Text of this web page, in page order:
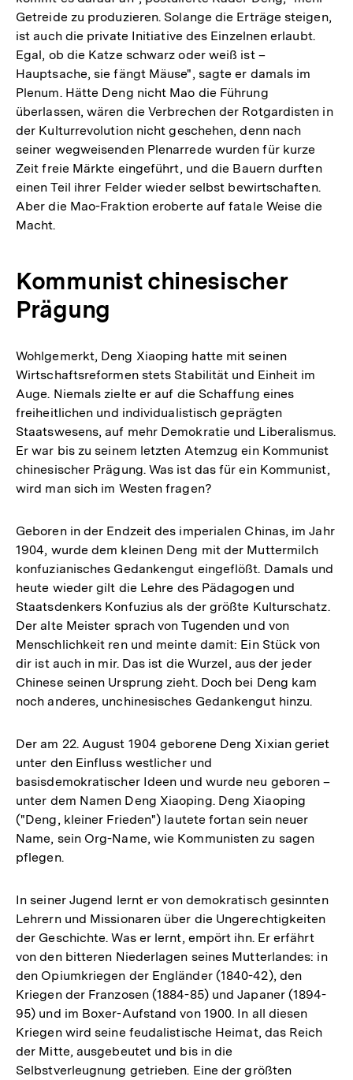
Getreide zu produzieren. Solange die Erträge steigen,
ist auch die private Initiative des Einzelnen erlaubt.
Egal, ob die Katze schwarz oder weiß ist –
Hauptsache, sie fängt Mäuse", sagte er damals im
Plenum. Hätte Deng nicht Mao die Führung
überlassen, wären die Verbrechen der Rotgardisten in
der Kulturrevolution nicht geschehen, denn nach
seiner wegweisenden Plenarrede wurden für kurze
Zeit freie Märkte eingeführt, und die Bauern durften
einen Teil ihrer Felder wieder selbst bewirtschaften.
Aber die Mao-Fraktion eroberte auf fatale Weise die
Macht.
Kommunist chinesischer
Prägung
Wohlgemerkt, Deng Xiaoping hatte mit seinen
Wirtschaftsreformen stets Stabilität und Einheit im
Auge. Niemals zielte er auf die Schaffung eines
freiheitlichen und individualistisch geprägten
Staatswesens, auf mehr Demokratie und Liberalismus.
Er war bis zu seinem letzten Atemzug ein Kommunist
chinesischer Prägung. Was ist das für ein Kommunist,
wird man sich im Westen fragen?
Geboren in der Endzeit des imperialen Chinas, im Jahr
1904, wurde dem kleinen Deng mit der Muttermilch
konfuzianisches Gedankengut eingeflößt. Damals und
heute wieder gilt die Lehre des Pädagogen und
Staatsdenkers Konfuzius als der größte Kulturschatz.
Der alte Meister sprach von Tugenden und von
Menschlichkeit ren und meinte damit: Ein Stück von
dir ist auch in mir. Das ist die Wurzel, aus der jeder
Chinese seinen Ursprung zieht. Doch bei Deng kam
noch anderes, unchinesisches Gedankengut hinzu.
Der am 22. August 1904 geborene Deng Xixian geriet
unter den Einfluss westlicher und
basisdemokratischer Ideen und wurde neu geboren –
unter dem Namen Deng Xiaoping. Deng Xiaoping
("Deng, kleiner Frieden") lautete fortan sein neuer
Name, sein Org-Name, wie Kommunisten zu sagen
pflegen.
In seiner Jugend lernt er von demokratisch gesinnten
Lehrern und Missionaren über die Ungerechtigkeiten
der Geschichte. Was er lernt, empört ihn. Er erfährt
von den bitteren Niederlagen seines Mutterlandes: in
den Opiumkriegen der Engländer (1840-42), den
Kriegen der Franzosen (1884-85) und Japaner (1894-
95) und im Boxer-Aufstand von 1900. In all diesen
Kriegen wird seine feudalistische Heimat, das Reich
der Mitte, ausgebeutet und bis in die
Selbstverleugnung getrieben. Eine der größten